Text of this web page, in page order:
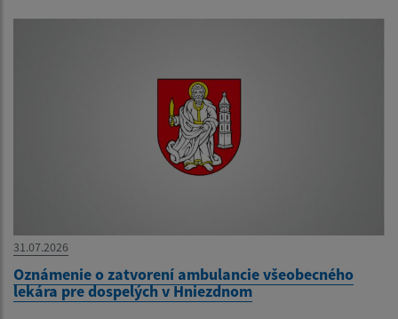
31.07.2026
Oznámenie o zatvorení ambulancie všeobecného
lekára pre dospelých v Hniezdnom